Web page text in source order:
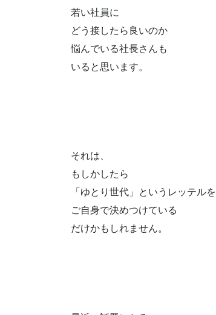
若い社員に
どう接したら良いのか
悩んでいる社長さんも
いると思います。
それは、
もしかしたら
「ゆとり世代」というレッテルを
ご自身で決めつけている
だけかもしれません。